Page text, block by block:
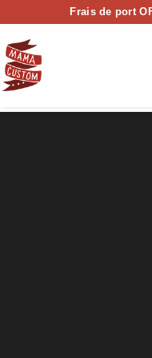
Frais de port